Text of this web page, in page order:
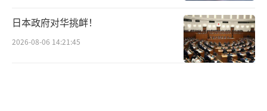
日本政府对华挑衅！
2026-08-06 14:21:45